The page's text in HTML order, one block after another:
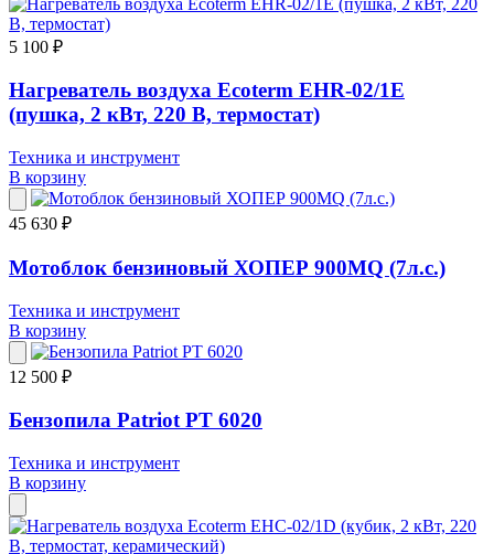
5 100 ₽
Нагреватель воздуха Ecoterm EHR-02/1E
(пушка, 2 кВт, 220 В, термостат)
Техника и инструмент
В корзину
45 630 ₽
Мотоблок бензиновый ХОПЕР 900MQ (7л.с.)
Техника и инструмент
В корзину
12 500 ₽
Бензопила Patriot PT 6020
Техника и инструмент
В корзину